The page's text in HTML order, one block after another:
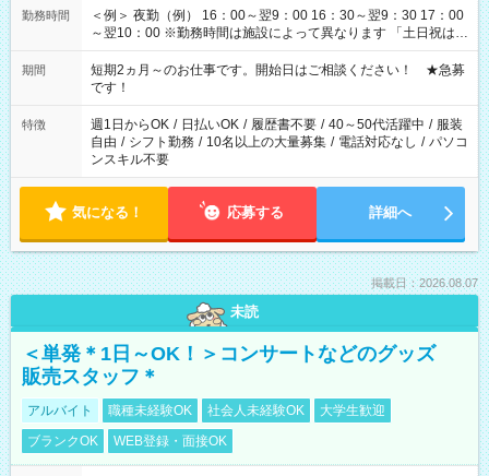
勤務時間
＜例＞ 夜勤（例） 16：00～翌9：00 16：30～翌9：30 17：00
～翌10：00 ※勤務時間は施設によって異なります 「土日祝は休
みたい」 「しっかり稼ぎたい」 「もう少し遅い時間から始めた
い」など ご希望にあったお仕事をご案内いたします。 ※未経験
の方の場合は1～2ヶ月間は日中での仕事を経験いただき、 お
仕事に慣れてからの夜勤になります。 ★家庭の都合でお休みが
必要な場合も遠慮なくご相談ください。
期間
短期2ヵ月～のお仕事です。開始日はご相談ください！ ★急募
です！
特徴 週1日からOK / 日払いOK / 履歴書不要 / 40～50代活躍中 / 服装
自由 / シフト勤務 / 10名以上の大量募集 / 電話対応なし / パソコ
ンスキル不要
気になる！ 応募する 詳細へ
掲載日：2026.08.07
未読
＜単発＊1日～OK！＞コンサートなどのグッズ
販売スタッフ＊
アルバイト 職種未経験OK 社会人未経験OK
大学生歓迎
ブランクOK
WEB登録・面接OK